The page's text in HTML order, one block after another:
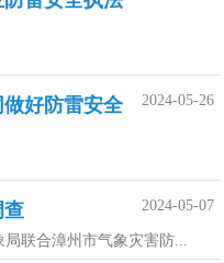
2024-05-26
好防雷安全
2024-05-07
查
联合漳州市气象灾害防...